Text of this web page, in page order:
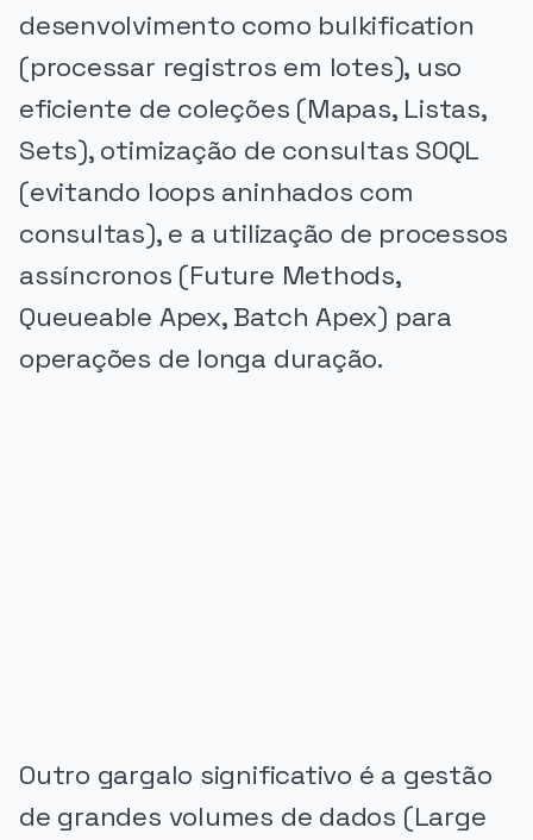
desenvolvimento como bulkification
(processar registros em lotes), uso
eficiente de coleções (Mapas, Listas,
Sets), otimização de consultas SOQL
(evitando loops aninhados com
consultas), e a utilização de processos
assíncronos (Future Methods,
Queueable Apex, Batch Apex) para
operações de longa duração.
Outro gargalo significativo é a gestão
de grandes volumes de dados (Large